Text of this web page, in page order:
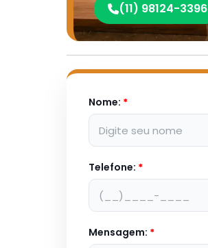
(11) 98124-3396
Nome: *
Telefone: *
Mensagem: *